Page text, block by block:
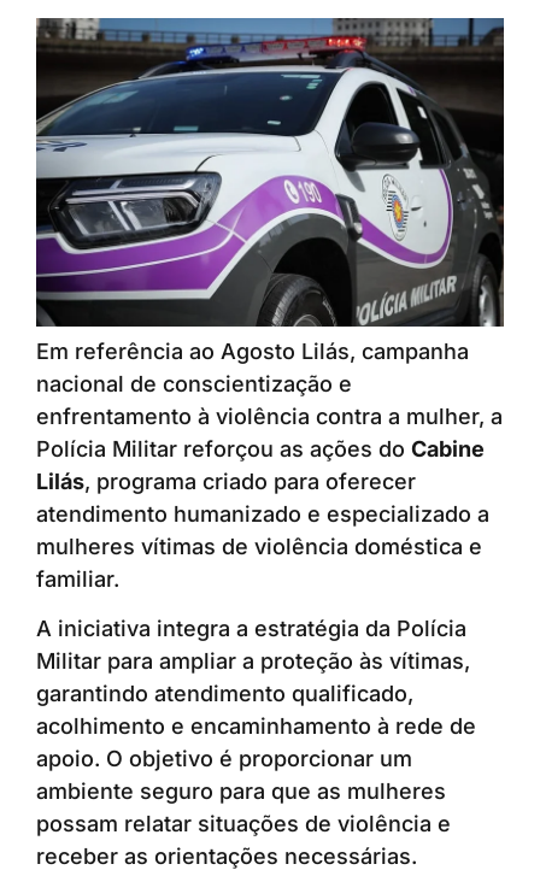
Em referência ao Agosto Lilás, campanha
nacional de conscientização e
enfrentamento à violência contra a mulher, a
Polícia Militar reforçou as ações do Cabine
Lilás, programa criado para oferecer
atendimento humanizado e especializado a
mulheres vítimas de violência doméstica e
familiar.
A iniciativa integra a estratégia da Polícia
Militar para ampliar a proteção às vítimas,
garantindo atendimento qualificado,
acolhimento e encaminhamento à rede de
apoio. O objetivo é proporcionar um
ambiente seguro para que as mulheres
possam relatar situações de violência e
receber as orientações necessárias.